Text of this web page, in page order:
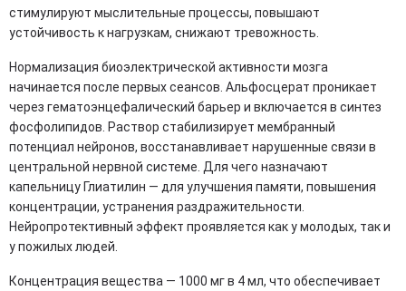
стимулируют мыслительные процессы, повышают
устойчивость к нагрузкам, снижают тревожность.
Нормализация биоэлектрической активности мозга
начинается после первых сеансов. Альфосцерат проникает
через гематоэнцефалический барьер и включается в синтез
фосфолипидов. Раствор стабилизирует мембранный
потенциал нейронов, восстанавливает нарушенные связи в
центральной нервной системе. Для чего назначают
капельницу Глиатилин — для улучшения памяти, повышения
концентрации, устранения раздражительности.
Нейропротективный эффект проявляется как у молодых, так и
у пожилых людей.
Концентрация вещества — 1000 мг в 4 мл, что обеспечивает